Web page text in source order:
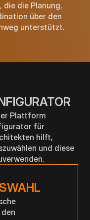
die die Planung,
über den
unterstützt.
Plattform
für
hilft,
und diese